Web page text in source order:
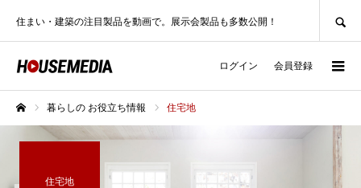
住まい・建築の注目製品を動画で。展示会製品も多数公開！
ログイン 会員登録
暮らしの お役立ち情報 住宅地
住宅地